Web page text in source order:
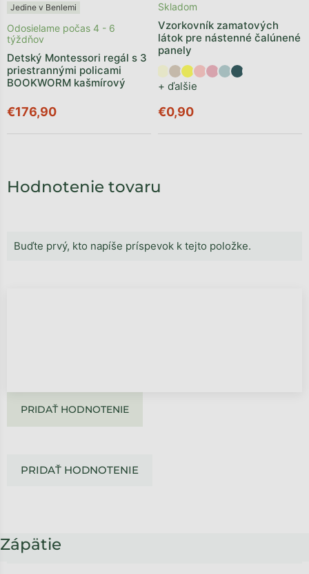
Hodnotenie tovaru
Buďte prvý, kto napíše príspevok k tejto položke.
PRIDAŤ HODNOTENIE
PRIDAŤ HODNOTENIE
Jedine v Benlemi
Detský Montessori regál s 3
priestrannými policami
BOOKWORM kašmírový
Odosielame počas 4 - 6
týždňov
€176,90
Vzorkovník zamatových
látok pre nástenné čalúnené
panely
+ ďalšie
Skladom
€0,90
Zápätie